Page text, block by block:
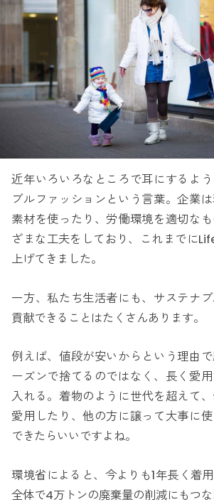
近年いろいろなところで耳にするよ
ブルファッションという言葉。企業
素材を使ったり、労働環境を適切な
ざまな工夫をしており、これまでに
上げてきました。
一方、私たち生活者にも、サステナ
貢献できることはたくさんあります。
例えば、値段が安いからという理由
ーズンで捨てるのではなく、長く愛
入れる。着物のように世代を超えて
愛用したり、他の方に譲って大事に
できたらいいですよね。
環境省によると、今よりも1年長く着
全体で4万トンの廃棄量の削減にもつな